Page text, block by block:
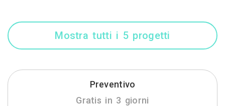
Mostra tutti i 5 progetti
Preventivo
Gratis in 3 giorni